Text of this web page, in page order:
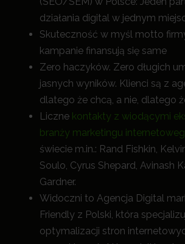
działania digital w jednym
Skuteczność w myśl motto
kampanie finansują się same
Zero haczyków. Zero długich
jasnych wyników. Klienci są z
dlatego że chcą, a nie, dlatego
Liczne kontakty z wiodącymi
branży marketingu
świecie m.in.: Rand Fishkin,
Soulo, Cyrus Shepard, Avinash
Gardner.
Widoczni to Agencja Digital
Friendly z Polski, która
optymalizacji stron